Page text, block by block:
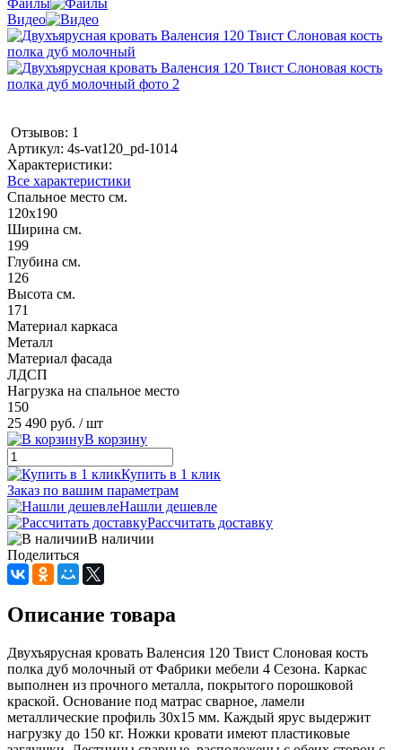
Видео
Отзывов: 1
Артикул: 4s-vat120_pd-1014
Характеристики:
Все характеристики
Спальное место см.
120х190
Ширина см.
199
Глубина см.
126
Высота см.
171
Материал каркаса
Металл
Материал фасада
ЛДСП
Нагрузка на спальное место
150
25 490 руб. / шт
В корзину
Купить в 1 клик
Заказ по вашим параметрам
Нашли дешевле
Рассчитать доставку
В наличии
Поделиться
Описание товара
Двухъярусная кровать Валенсия 120 Твист Слоновая кость
полка дуб молочный от Фабрики мебели 4 Сезона. Каркас
выполнен из прочного металла, покрытого порошковой
краской. Основание под матрас сварное, ламели
металлические профиль 30х15 мм. Каждый ярус выдержит
нагрузку до 150 кг. Ножки кровати имеют пластиковые